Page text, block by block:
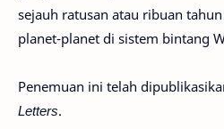
sejauh ratusan atau ribuan
planet-planet di sistem bintang
Penemuan ini telah
Letters.